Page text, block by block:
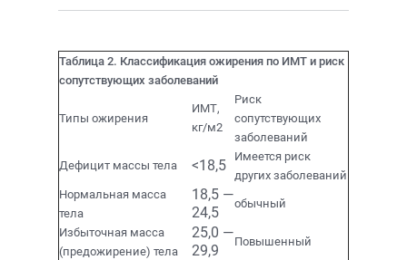
Таблица 2. Классификация ожирения по ИМТ и риск
сопутствующих заболеваний
Типы ожирения
ИМТ,
кг/м2
Риск
сопутствующих
заболеваний
Дефицит массы тела <18,5
Имеется риск
других заболеваний
Нормальная масса
тела
18,5 —
24,5
обычный
Избыточная масса
(предожирение) тела
25,0 —
29,9
Повышенный